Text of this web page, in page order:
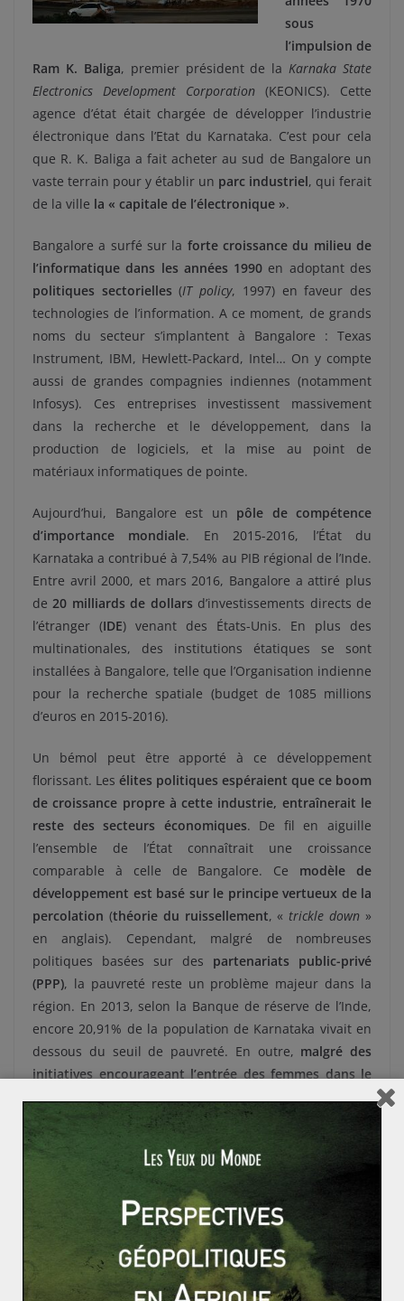
sous
l’impulsion de
Ram K. Baliga, premier président de laKarnaka State
Electronics Development Corporation (KEONICS). Cette
agence d’état était chargée de développer l’industrie
électronique dans l’Etat du Karnataka. C’est pour cela
que R. K. Baliga a fait acheter au sud de Bangalore un
vaste terrain pour y établir un parc industriel, qui ferait
de la ville la « capitale de l’électronique ».
Bangalore a surfé sur la forte croissance du milieu de
l’informatique dans les années 1990 en adoptant des
politiques sectorielles (IT policy, 1997) en faveur des
technologies de l’information. A ce moment, de grands
noms du secteur s’implantent à Bangalore : Texas
Instrument, IBM, Hewlett-Packard, Intel… On y compte
aussi de grandes compagnies indiennes (notamment
Infosys). Ces entreprises investissent massivement
dans la recherche et le développement, dans la
production de logiciels, et la mise au point de
matériaux informatiques de pointe.
Aujourd’hui, Bangalore est un pôle de compétence
d’importance mondiale. En 2015-2016, l’État du
Karnataka a contribué à 7,54% au PIB régional de l’Inde.
Entre avril 2000, et mars 2016, Bangalore a attiré plus
de20 milliards de dollars d’investissements directs de
l’étranger (IDE) venant des États-Unis. En plus des
multinationales, des institutions étatiques se sont
installées à Bangalore, telle que l’Organisation indienne
pour la recherche spatiale (budget de 1085 millions
d’euros en 2015-2016).
Un bémol peut être apporté à ce développement
florissant. Les élites politiques espéraient que ce boom
de croissance propre à cette industrie, entraînerait le
reste des secteurs économiques. De fil en aiguille
l’ensemble de l’État connaîtrait une croissance
comparable à celle de Bangalore. Ce modèle de
développement est basé sur le principe vertueux de la
percolation (théorie du ruissellement, « trickle down »
en anglais). Cependant, malgré de nombreuses
politiques basées sur des partenariats public-privé
(PPP), la pauvreté reste un problème majeur dans la
région. En 2013, selon la Banque de réserve de l’Inde,
encore 20,91% de la population de Karnataka vivait en
dessous du seuil de pauvreté. En outre, malgré des
initiatives encourageant l’entrée des femmes dans le
Selon une étude menée en 2013, seulement 24 femmes
sur 100 avaient un travail à Bangalore. Le monde n’est
donc pas plat pour tout le monde.